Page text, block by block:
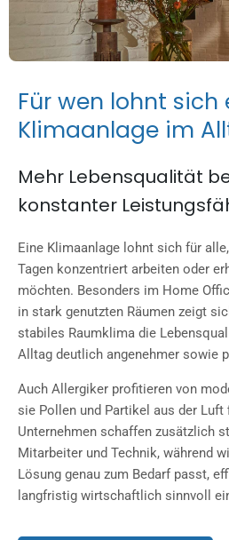
Für wen lohnt sich
Klimaanlage im All
Mehr Lebensqualität
konstanter
Eine Klimaanlage lohnt sich für
Tagen konzentriert arbeiten oder
möchten. Besonders im Home
in stark genutzten Räumen zeigt
stabiles Raumklima die
Alltag deutlich angenehmer sowie
Auch Allergiker profitieren von
sie Pollen und Partikel aus der Luft
Unternehmen schaffen zusätzlich
Mitarbeiter und Technik, während
Lösung genau zum Bedarf passt,
langfristig wirtschaftlich sinnvoll